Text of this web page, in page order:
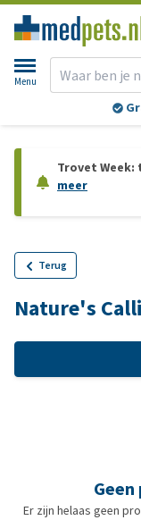
Menu
Trovet
meer
Terug
Nature's
Er zijn helaas geen